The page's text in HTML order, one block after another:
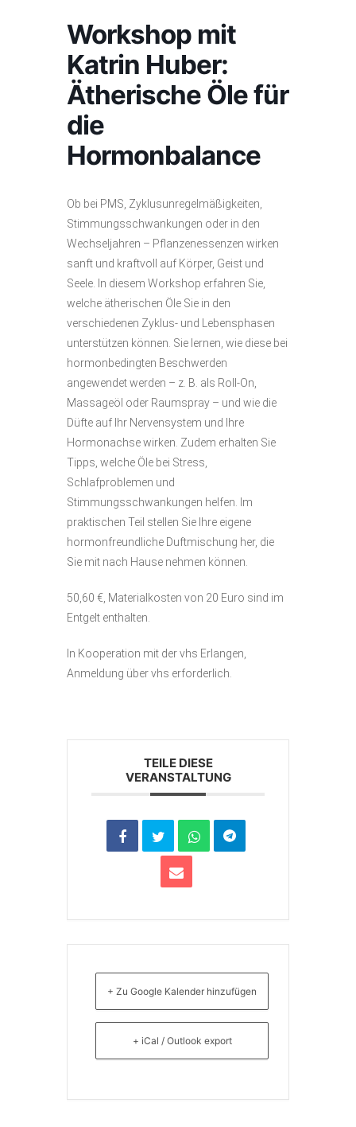
Workshop mit
Katrin Huber:
Ätherische Öle für
die
Hormonbalance
Ob bei PMS, Zyklusunregelmäßigkeiten,
Stimmungsschwankungen oder in den
Wechseljahren – Pflanzenessenzen wirken
sanft und kraftvoll auf Körper, Geist und
Seele. In diesem Workshop erfahren Sie,
welche ätherischen Öle Sie in den
verschiedenen Zyklus- und Lebensphasen
unterstützen können. Sie lernen, wie diese bei
hormonbedingten Beschwerden
angewendet werden – z. B. als Roll-On,
Massageöl oder Raumspray – und wie die
Düfte auf Ihr Nervensystem und Ihre
Hormonachse wirken. Zudem erhalten Sie
Tipps, welche Öle bei Stress,
Schlafproblemen und
Stimmungsschwankungen helfen. Im
praktischen Teil stellen Sie Ihre eigene
hormonfreundliche Duftmischung her, die
Sie mit nach Hause nehmen können.
50,60 €, Materialkosten von 20 Euro sind im
Entgelt enthalten.
In Kooperation mit der vhs Erlangen,
Anmeldung über vhs erforderlich.
TEILE DIESE
VERANSTALTUNG
+ Zu Google Kalender hinzufügen
+ iCal / Outlook export